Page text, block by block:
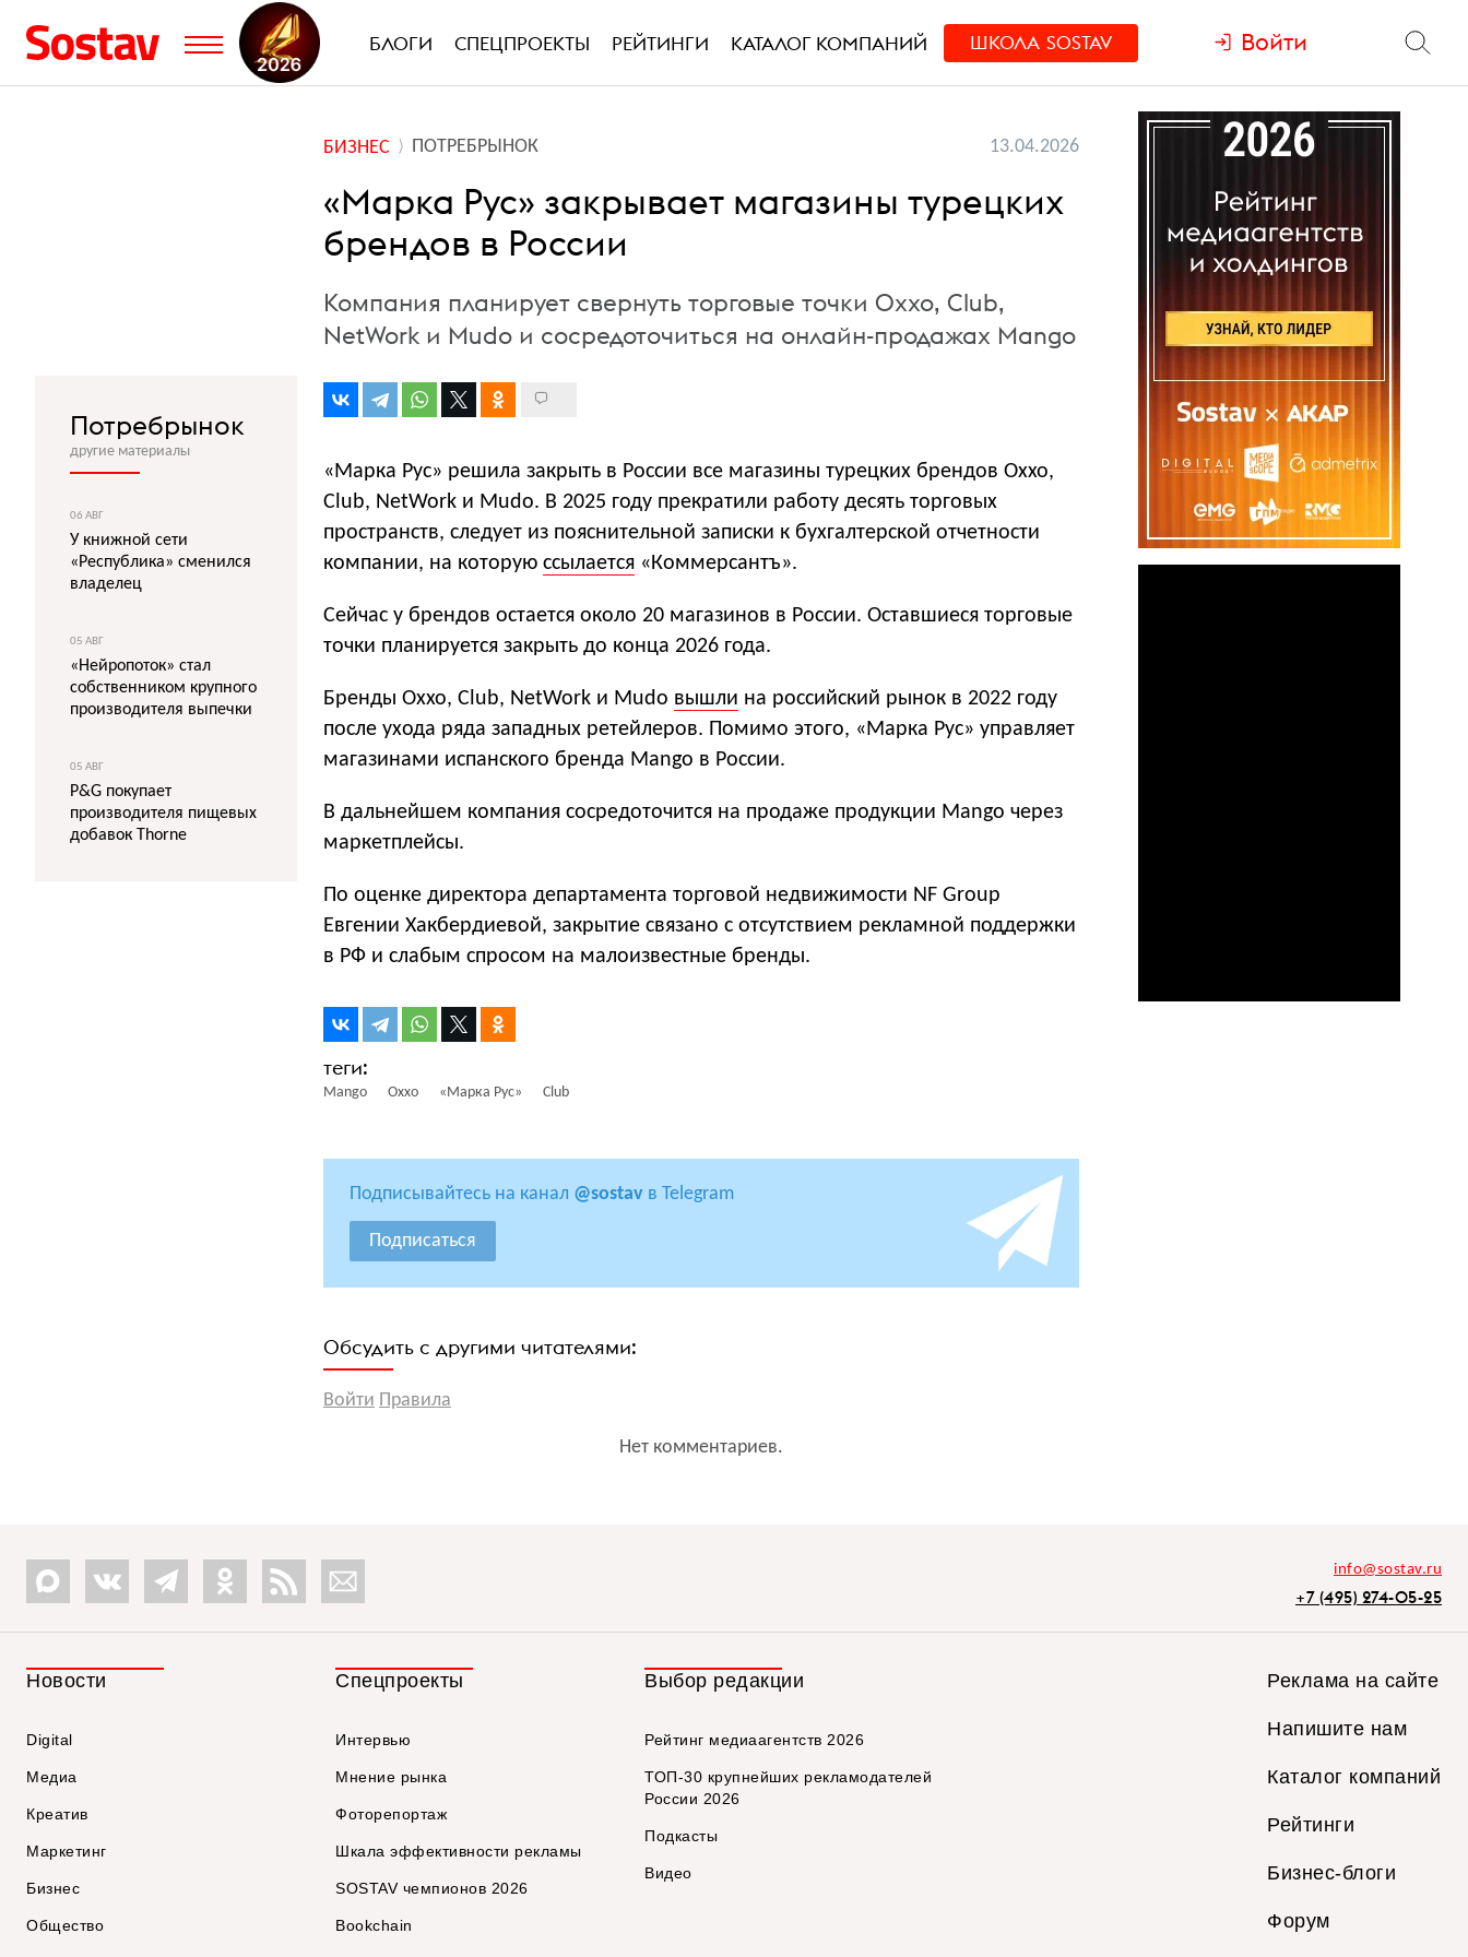
БЛОГИ СПЕЦПРОЕКТЫ РЕЙТИНГИ КАТАЛОГ КОМПАНИЙ ШКОЛА SOSTAV Войти
БИЗНЕС ПОТРЕБРЫНОК 13.04.2026
«Марка Рус» закрывает магазины турецких
брендов в России
Компания планирует свернуть торговые точки Oxxo, Club,
NetWork и Mudo и сосредоточиться на онлайн-продажах Mango
«Марка Рус» решила закрыть в России все магазины турецких брендов Oxxo,
Club, NetWork и Mudo. В 2025 году прекратили работу десять торговых
пространств, следует из пояснительной записки к бухгалтерской отчетности
компании, на которую ссылается «Коммерсантъ».
Сейчас у брендов остается около 20 магазинов в России. Оставшиеся торговые
точки планируется закрыть до конца 2026 года.
Бренды Oxxo, Club, NetWork и Mudo вышли на российский рынок в 2022 году
после ухода ряда западных ретейлеров. Помимо этого, «Марка Рус» управляет
магазинами испанского бренда Mango в России.
В дальнейшем компания сосредоточится на продаже продукции Mango через
маркетплейсы.
По оценке директора департамента торговой недвижимости NF Group
Евгении Хакбердиевой, закрытие связано с отсутствием рекламной поддержки
в РФ и слабым спросом на малоизвестные бренды.
Mango Oxxo «Марка Рус» Club
Подписывайтесь на канал @sostav в Telegram
Подписаться
Обсудить с другими читателями:
Войти Правила
Нет комментариев.
Потребрынок
другие материалы
06 АВГ
У книжной сети
«Республика» сменился
владелец
05 АВГ
«Нейропоток» стал
собственником крупного
производителя выпечки
05 АВГ
P&G покупает
производителя пищевых
добавок Thorne
info@sostav.ru
+7 (495) 274-05-25
Новости
Digital
Медиа
Креатив
Маркетинг
Бизнес
Общество
Спецпроекты
Интервью
Мнение рынка
Фоторепортаж
Шкала эффективности рекламы
SOSTAV чемпионов 2026
Bookchain
Выбор редакции
Рейтинг медиаагентств 2026
ТОП-30 крупнейших рекламодателей
России 2026
Подкасты
Видео
Реклама на сайте
Напишите нам
Каталог компаний
Рейтинги
Бизнес-блоги
Форум